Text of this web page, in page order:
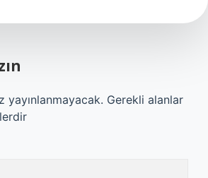
yayınlanmayacak. Gerekli alanlar